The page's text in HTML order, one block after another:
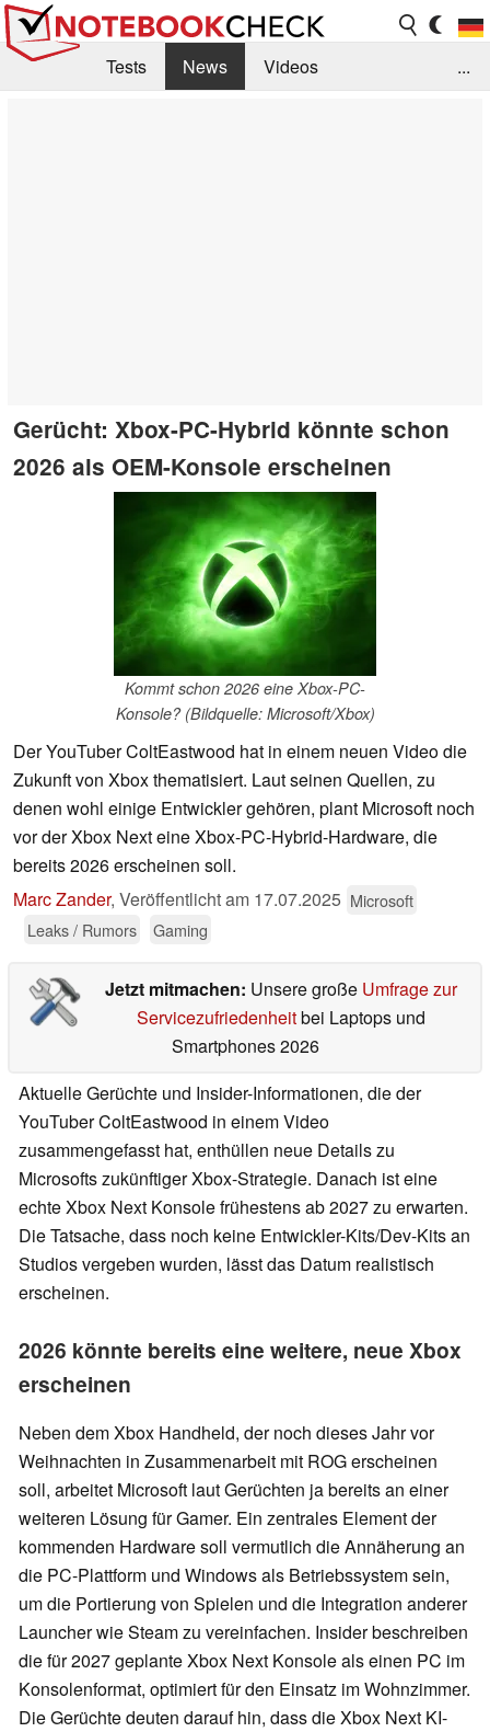
Tests News
Videos
...
Gerücht: Xbox-PC-Hybrid könnte schon
2026 als OEM-Konsole erscheinen
Kommt schon 2026 eine Xbox-PC-
Konsole? (Bildquelle: Microsoft/Xbox)
Der YouTuber ColtEastwood hat in einem neuen Video die
Zukunft von Xbox thematisiert. Laut seinen Quellen, zu
denen wohl einige Entwickler gehören, plant Microsoft noch
vor der Xbox Next eine Xbox-PC-Hybrid-Hardware, die
bereits 2026 erscheinen soll.
Marc Zander, Veröffentlicht am 17.07.2025 Microsoft
Leaks / Rumors
Gaming
Jetzt mitmachen: Unsere große Umfrage zur
Servicezufriedenheitbei Laptops und
Smartphones 2026
Aktuelle Gerüchte und Insider-Informationen, die der
YouTuber ColtEastwood in einem Video
zusammengefasst hat, enthüllen neue Details zu
Microsofts zukünftiger Xbox-Strategie. Danach ist eine
echte Xbox Next Konsole frühestens ab 2027 zu erwarten.
Die Tatsache, dass noch keine Entwickler-Kits/Dev-Kits an
Studios vergeben wurden, lässt das Datum realistisch
erscheinen.
2026 könnte bereits eine weitere, neue Xbox
erscheinen
Neben dem Xbox Handheld, der noch dieses Jahr vor
Weihnachten in Zusammenarbeit mit ROG erscheinen
soll, arbeitet Microsoft laut Gerüchten ja bereits an einer
weiteren Lösung für Gamer. Ein zentrales Element der
kommenden Hardware soll vermutlich die Annäherung an
die PC-Plattform und Windows als Betriebssystem sein,
um die Portierung von Spielen und die Integration anderer
Launcher wie Steam zu vereinfachen. Insider beschreiben
die für 2027 geplante Xbox Next Konsole als einen PC im
Konsolenformat, optimiert für den Einsatz im Wohnzimmer.
Die Gerüchte deuten darauf hin, dass die Xbox Next KI-